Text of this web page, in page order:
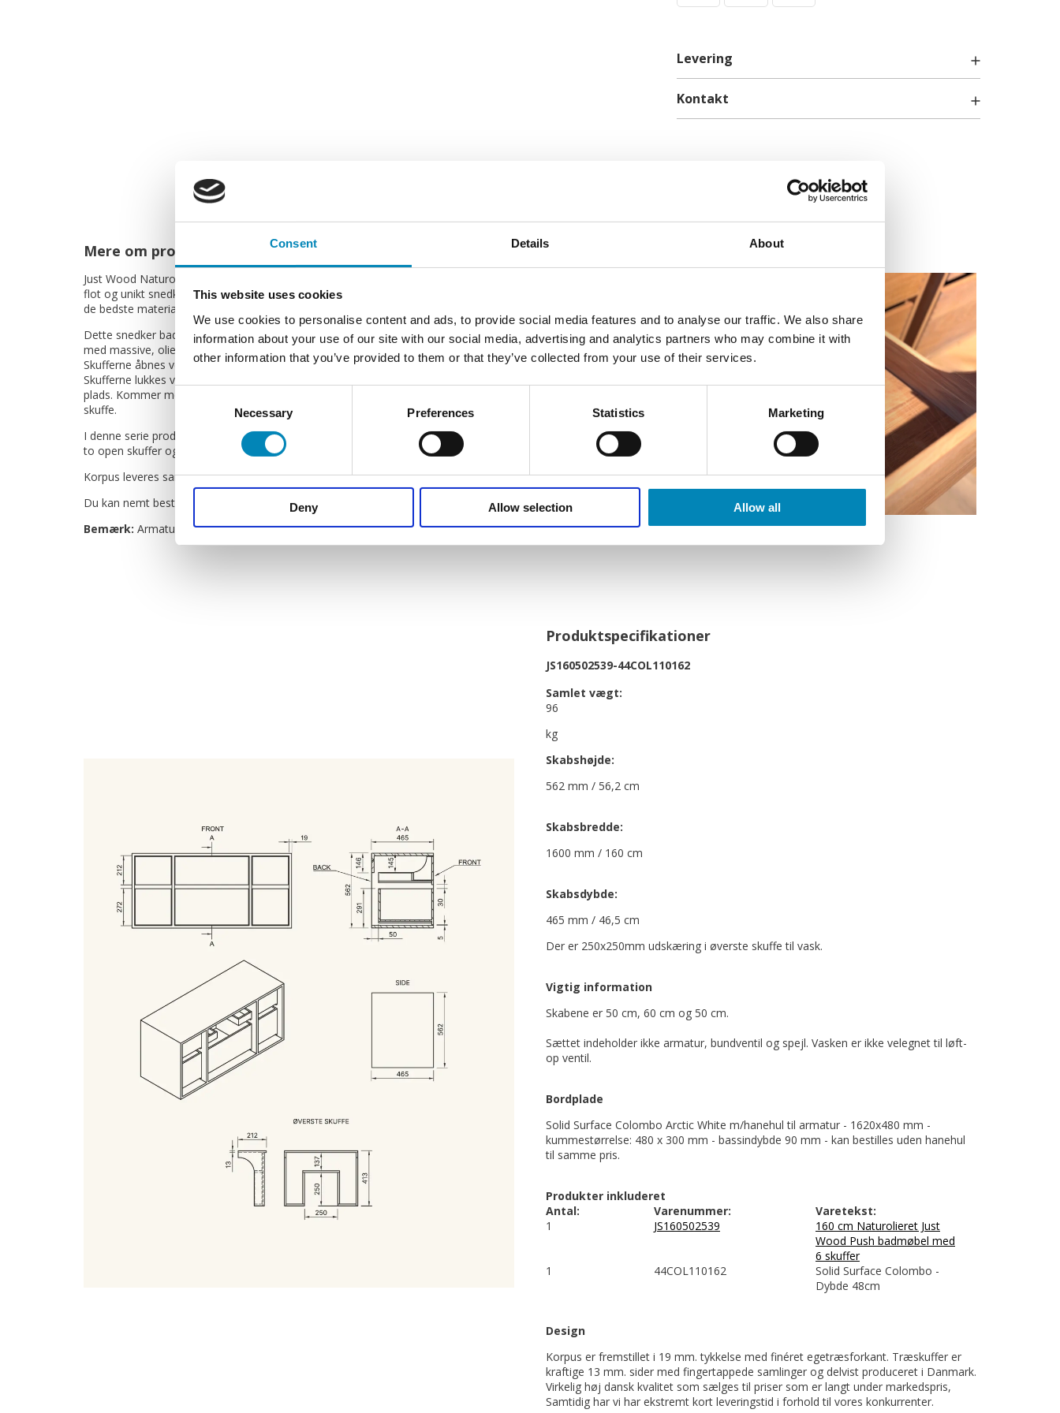
Consent Details About
This website uses cookies
We use cookies to personalise content and ads, to provide social media features and to analyse our traffic. We also share
information about your use of our site with our social media, advertising and analytics partners who may combine it with
other information that you’ve provided to them or that they’ve collected from your use of their services.
Necessary Preferences Statistics Marketing
Deny Allow selection Allow all
Levering
Kontakt
Mere om produktet
Just Wood Naturolieret Push snedker badmøbel med Solid Surface bordplade er et
flot og unikt snedker produkt, som vil få dit badeværelse til at stå yderst skarpt med
de bedste materialer.
Dette snedker badmøbel har 6 skuffer med push to open. Badmøblet er fremstillet
med massive, olierede og fingertappede træskuffer i egetræ med flotte detaljer.
Skufferne åbnes ved at trykke på skuffen, hvorefter de skubbes ud af møblet.
Skufferne lukkes ved at skubbe dem tilbage i møblet, hvor de med et 'klik' glider på
plads. Kommer med vaskeudskæring i øverste skuffe og fuld dybde i den nederste
skuffe.
I denne serie produceres badmøblet i naturolieret træ, med mellempind, med push
to open skuffer og kommer ligeledes med en bordplade.
Korpus leveres samlet.
Du kan nemt bestille dette produkt selv.
Bemærk: Armatur, bundventil og spejl medfølger ikke men kan let tilkøbes.
Produktspecifikationer
JS160502539-44COL110162
Samlet vægt:
96
kg
Skabshøjde:
562 mm / 56,2 cm
Skabsbredde:
1600 mm / 160 cm
Skabsdybde:
465 mm / 46,5 cm
Der er 250x250mm udskæring i øverste skuffe til vask.
Vigtig information
Skabene er 50 cm, 60 cm og 50 cm.
Sættet indeholder ikke armatur, bundventil og spejl. Vasken er ikke velegnet til løft-
op ventil.
Bordplade
Solid Surface Colombo Arctic White m/hanehul til armatur - 1620x480 mm -
kummestørrelse: 480 x 300 mm - bassindybde 90 mm - kan bestilles uden hanehul
til samme pris.
Produkter inkluderet
Antal:
Varenummer:
Varetekst:
1
JS160502539
160 cm Naturolieret Just
Wood Push badmøbel med
6 skuffer
1
44COL110162
Solid Surface Colombo -
Dybde 48cm
Design
Korpus er fremstillet i 19 mm. tykkelse med finéret egetræsforkant. Træskuffer er
kraftige 13 mm. sider med fingertappede samlinger og delvist produceret i Danmark.
Virkelig høj dansk kvalitet som sælges til priser som er langt under markedspris,
Samtidig har vi har ekstremt kort leveringstid i forhold til vores konkurrenter.